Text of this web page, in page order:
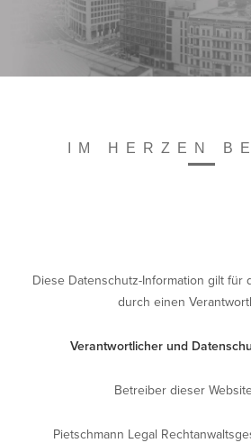
Publikationen
EN
IM HERZEN
Diese Datenschutz-Information gilt für
durch einen
Verantwortlicher und
Betreiber dieser
Pietschmann Legal